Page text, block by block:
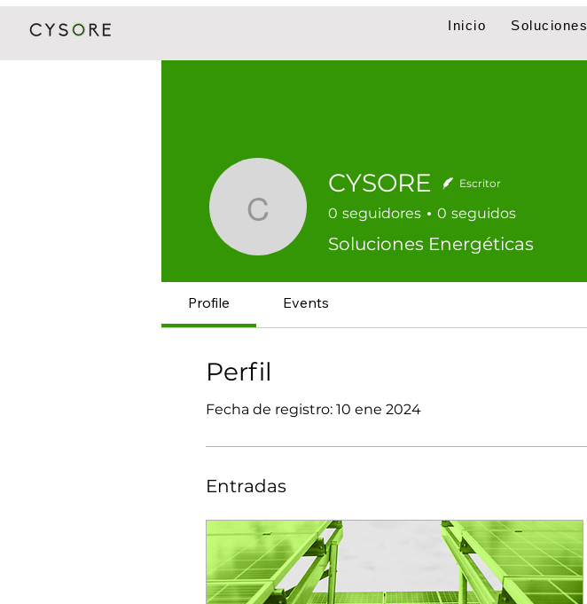
Inicio Soluciones
CYSORE
CYSORE Escritor
0 seguidores 0 seguidos
Soluciones Energéticas
Profile Events
Perfil
Fecha de registro: 10 ene 2024
Entradas